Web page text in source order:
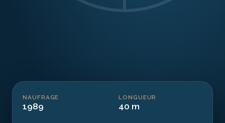
NAUFRAGE
1989
LONGUEUR
40 m